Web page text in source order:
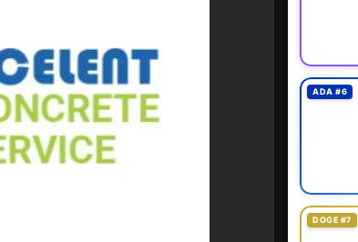
ADA #6
DOGE #7